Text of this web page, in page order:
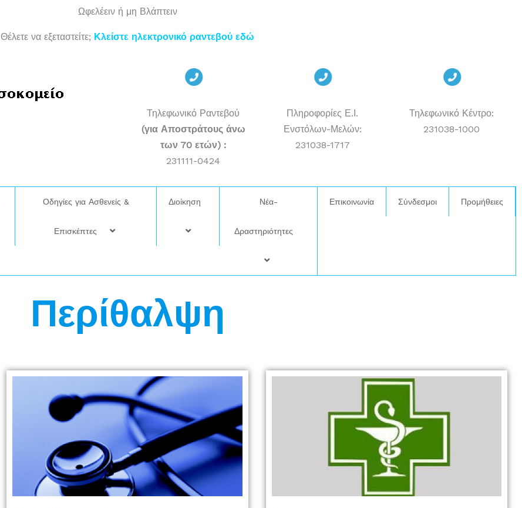
Ωφελέειν ή μη Βλάπτειν
Θέλετε να εξεταστείτε; Κλείστε ηλεκτρονικό ραντεβού εδώ
Τηλεφωνικό Ραντεβού
(για Αποστράτους άνω
των 70 ετών) :
231111-0424
Πληροφορίες Ε.Ι.
Ενστόλων-Μελών:
231038-1717
Τηλεφωνικό Κέντρο:
231038-1000
Οδηγίες για Ασθενείς &
Επισκέπτες
Διοίκηση Νέα-
Δραστηριότητες
Επικοινωνία Σύνδεσμοι Προμήθειες
Περίθαλψη